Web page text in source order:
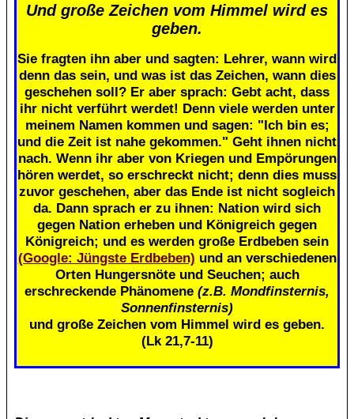
Und große Zeichen vom Himmel wird es
geben.
Sie fragten ihn aber und sagten: Lehrer, wann wird
denn das sein, und was ist das Zeichen, wann dies
geschehen soll? Er aber sprach: Gebt acht, dass
ihr nicht verführt werdet! Denn viele werden unter
meinem Namen kommen und sagen: "Ich bin es;
und die Zeit ist nahe gekommen." Geht ihnen nicht
nach. Wenn ihr aber von Kriegen und Empörungen
hören werdet, so erschreckt nicht; denn dies muss
zuvor geschehen, aber das Ende ist nicht sogleich
da. Dann sprach er zu ihnen: Nation wird sich
gegen Nation erheben und Königreich gegen
Königreich; und es werden große Erdbeben sein
(Google: Jüngste Erdbeben) und an verschiedenen
Orten Hungersnöte und Seuchen; auch
erschreckende Phänomene (z.B. Mondfinsternis,
Sonnenfinsternis)
und große Zeichen vom Himmel wird es geben.
(Lk 21,7-11)